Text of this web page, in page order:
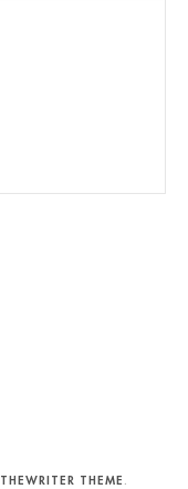
THEWRITER THEME